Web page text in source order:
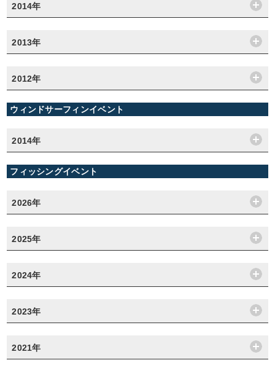
2014年
2013年
2012年
ウィンドサーフィンイベント
2014年
フィッシングイベント
2026年
2025年
2024年
2023年
2021年